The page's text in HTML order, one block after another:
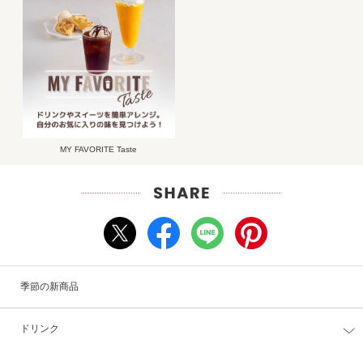
MY FAVORITE Taste
季節の新商品
ドリンク